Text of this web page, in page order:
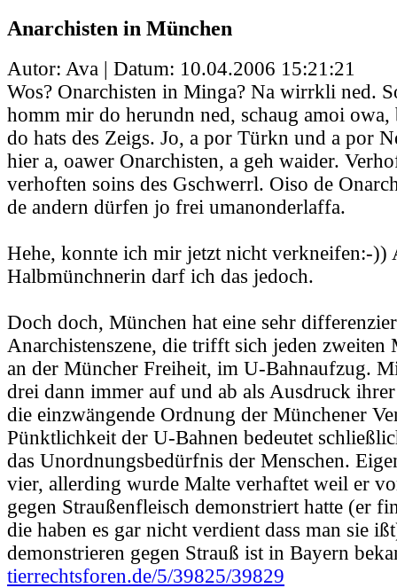
Anarchisten in München
Autor: Ava | Datum: 10.04.2006 15:21:21
Wos? Onarchisten in Minga? Na wirrkli ned.
homm mir do herundn ned, schaug amoi owa,
do hats des Zeigs. Jo, a por Türkn und a por
hier a, oawer Onarchisten, a geh waider.
verhoften soins des Gschwerrl. Oiso de
de andern dürfen jo frei umanonderlaffa.
Hehe, konnte ich mir jetzt nicht verkneifen:-))
Halbmünchnerin darf ich das jedoch.
Doch doch, München hat eine sehr
Anarchistenszene, die trifft sich jeden
an der Müncher Freiheit, im U-Bahnaufzug.
drei dann immer auf und ab als Ausdruck
die einzwängende Ordnung der Münchener
Pünktlichkeit der U-Bahnen bedeutet
das Unordnungsbedürfnis der Menschen.
vier, allerding wurde Malte verhaftet weil er
gegen Straußenfleisch demonstriert hatte (er
die haben es gar nicht verdient dass man sie
demonstrieren gegen Strauß ist in Bayern
tierrechtsforen.de/5/39825/39829